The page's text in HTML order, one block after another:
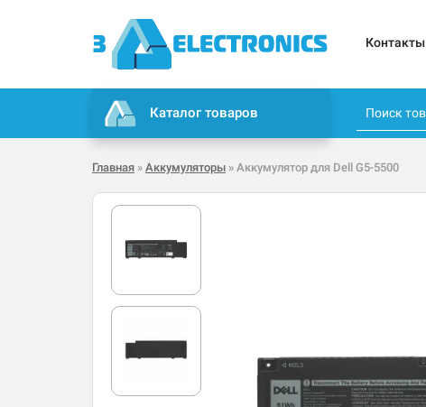
Контакты
Каталог товаров
Главная » Аккумуляторы » Аккумулятор для Dell G5-5500